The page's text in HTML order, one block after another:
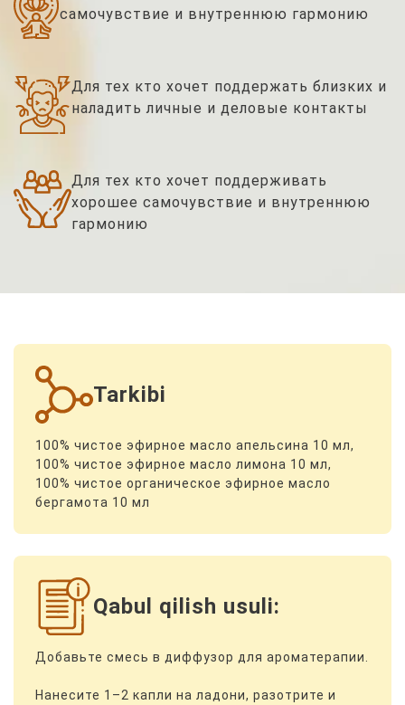
самочувствие и внутреннюю гармонию
Для тех кто хочет поддержать близких и
наладить личные и деловые контакты
Для тех кто хочет поддерживать
хорошее самочувствие и внутреннюю
гармонию
Tarkibi
100% чистое эфирное масло апельсина 10 мл,
100% чистое эфирное масло лимона 10 мл,
100% чистое органическое эфирное масло
бергамота 10 мл
Qabul qilish usuli:
Добавьте смесь в диффузор для ароматерапии.
Нанесите 1–2 капли на ладони, разотрите и